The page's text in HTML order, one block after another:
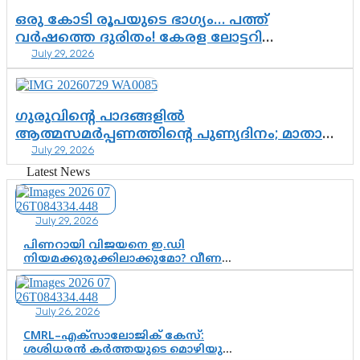
ഒരു കോടി രൂപയുടെ ഭാഗ്യം… പത്ത്
വർഷത്തെ ദുരിതം! കേരള ലോട്ടറി
സംവിധാനത്തെ ചോദ്യം ചെയ്ത് കോയയുടെ
പോരാട്ടം
July 29, 2026
ഗുരുവിന്റെ പാദങ്ങളിൽ
ആത്മസമർപ്പണത്തിന്റെ പുണ്യദിനം; മാതാ
അമൃതാനന്ദമയി മഠത്തിൽ ഭക്തിസാന്ദ്രമായി
ഗുരുപൂർണിമ ആഘോഷം
July 29, 2026
Latest News
July 29, 2026
പിണറായി വിജയനെ ഇ.ഡി
നിയമക്കുരുക്കിലാക്കുമോ? വീണ
വിജയൻ മാപ്പുസാക്ഷിയാകുമോ?
കർത്തയുടെ മൊഴി നിർണായക
വഴിത്തിരിവാകുമോ?
July 26, 2026
CMRL–എക്‌സാലോജിക് കേസ്:
ശശിധരൻ കർത്തയുടെ മൊഴിയുടെ